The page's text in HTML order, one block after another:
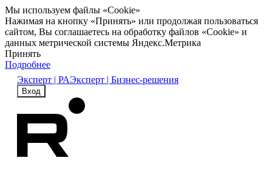
Мы используем файлы «Cookie»
Нажимая на кнопку «Принять» или продолжая пользоваться
сайтом, Вы соглашаетесь на обработку файлов «Cookie» и
данных метрической системы Яндекс.Метрика
Принять
Подробнее
Эксперт | РАЭксперт | Бизнес-решения
Вход